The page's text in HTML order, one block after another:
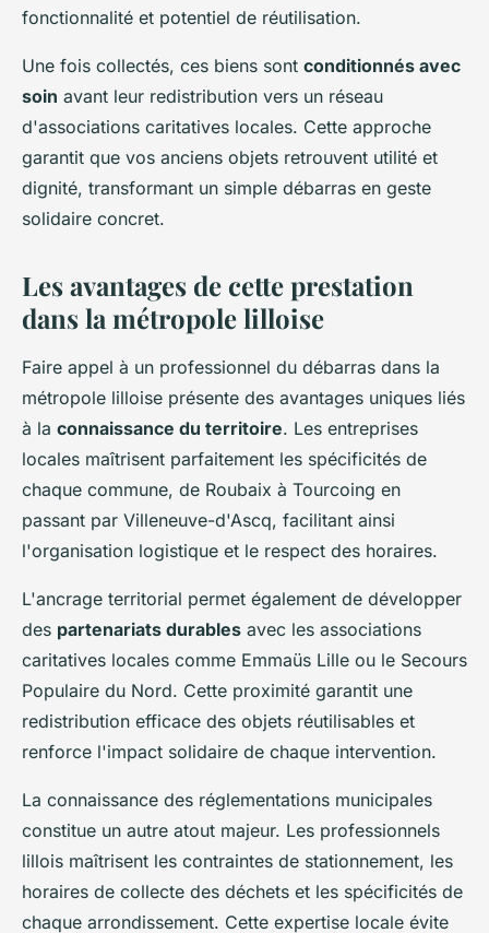
fonctionnalité et potentiel de réutilisation.
Une fois collectés, ces biens sont conditionnés avec
soin avant leur redistribution vers un réseau
d'associations caritatives locales. Cette approche
garantit que vos anciens objets retrouvent utilité et
dignité, transformant un simple débarras en geste
solidaire concret.
Les avantages de cette prestation
dans la métropole lilloise
Faire appel à un professionnel du débarras dans la
métropole lilloise présente des avantages uniques liés
à la connaissance du territoire. Les entreprises
locales maîtrisent parfaitement les spécificités de
chaque commune, de Roubaix à Tourcoing en
passant par Villeneuve-d'Ascq, facilitant ainsi
l'organisation logistique et le respect des horaires.
L'ancrage territorial permet également de développer
des partenariats durables avec les associations
caritatives locales comme Emmaüs Lille ou le Secours
Populaire du Nord. Cette proximité garantit une
redistribution efficace des objets réutilisables et
renforce l'impact solidaire de chaque intervention.
La connaissance des réglementations municipales
constitue un autre atout majeur. Les professionnels
lillois maîtrisent les contraintes de stationnement, les
horaires de collecte des déchets et les spécificités de
chaque arrondissement. Cette expertise locale évite